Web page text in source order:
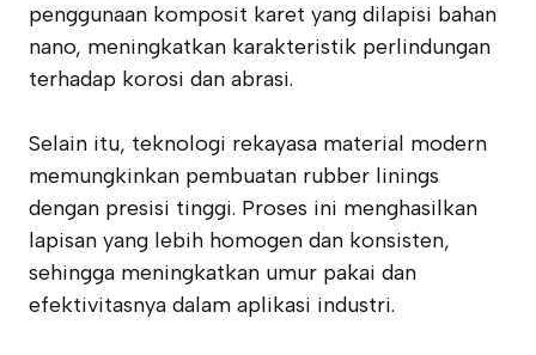
penggunaan komposit karet yang dilapisi bahan
nano, meningkatkan karakteristik perlindungan
terhadap korosi dan abrasi.
Selain itu, teknologi rekayasa material modern
memungkinkan pembuatan rubber linings
dengan presisi tinggi. Proses ini menghasilkan
lapisan yang lebih homogen dan konsisten,
sehingga meningkatkan umur pakai dan
efektivitasnya dalam aplikasi industri.